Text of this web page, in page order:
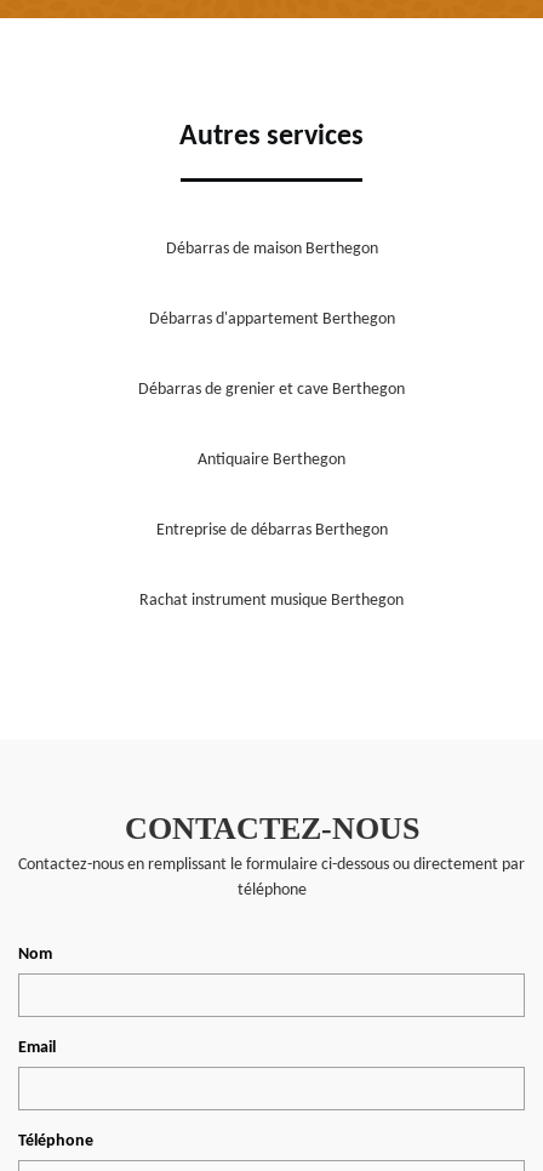
Autres services
Débarras de maison Berthegon
Débarras d'appartement Berthegon
Débarras de grenier et cave Berthegon
Antiquaire Berthegon
Entreprise de débarras Berthegon
Rachat instrument musique Berthegon
CONTACTEZ-NOUS
Contactez-nous en remplissant le formulaire ci-dessous ou directement par
téléphone
Nom
Email
Téléphone